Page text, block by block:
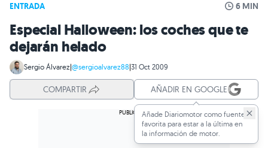
ENTRADA 6 MIN
Especial Halloween: los coches que te
dejarán helado
Sergio Álvarez|@sergioalvarez88|31 Oct 2009
COMPARTIR AÑADIR EN GOOGLE
Añade Diariomotor como fuente
favorita para estar a la última en
la información de motor.